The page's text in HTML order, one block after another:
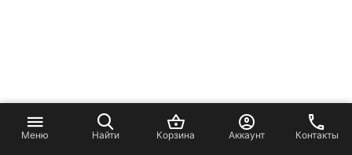
Меню Найти Корзина Аккаунт Контакты